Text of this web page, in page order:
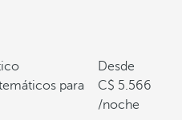
para
Desde
5.566
/noche